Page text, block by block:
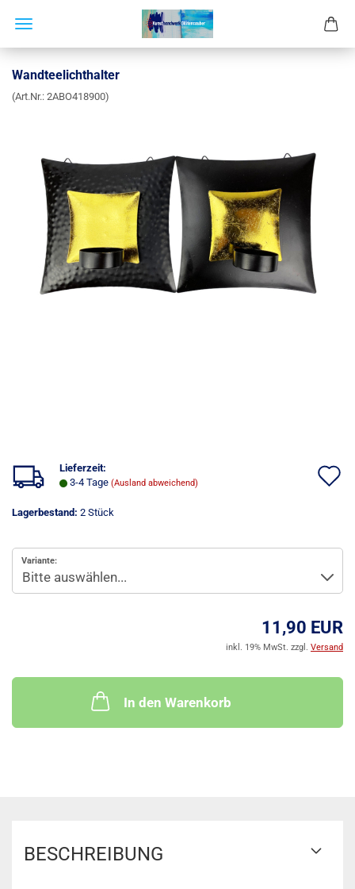
Wandteelichthalter
(Art.Nr.: 2ABO418900)
Lieferzeit:
3-4 Tage (Ausland abweichend)
Lagerbestand: 2 Stück
Variante:
11,90 EUR
inkl. 19% MwSt. zzgl. Versand
In den Warenkorb
BESCHREIBUNG